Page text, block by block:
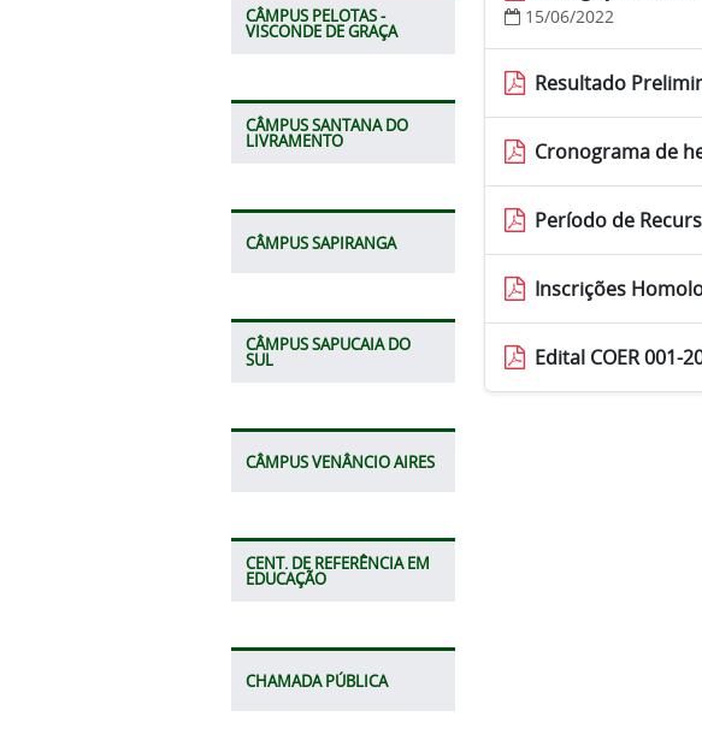
CÂMPUS PELOTAS -
VISCONDE DE GRAÇA
CÂMPUS SANTANA DO
LIVRAMENTO
CÂMPUS SAPIRANGA
CÂMPUS SAPUCAIA DO
SUL
CÂMPUS VENÂNCIO AIRES
CENT. DE REFERÊNCIA EM
EDUCAÇÃO
CHAMADA PÚBLICA
15/06/2022
Resultado
Cronograma de
Período de
Inscrições
Edital COER 001-